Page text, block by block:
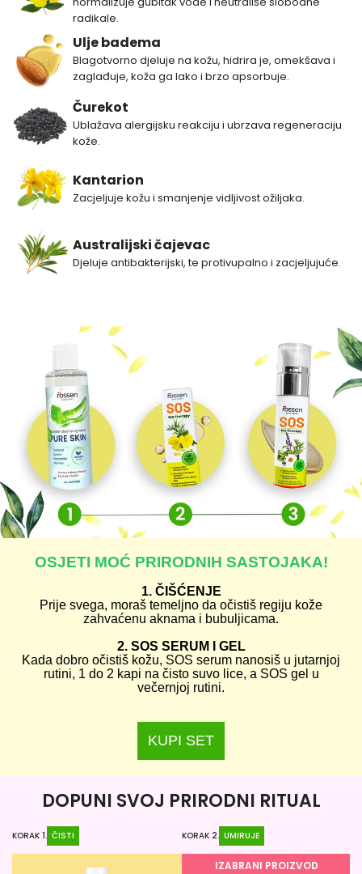
radikale.
Ulje badema
Blagotvorno djeluje na kožu, hidrira je, omekšava i
zaglađuje, koža ga lako i brzo apsorbuje.
Čurekot
Ublažava alergijsku reakciju i ubrzava regeneraciju
kože.
Kantarion
Zacjeljuje kožu i smanjenje vidljivost ožiljaka.
Australijski čajevac
Djeluje antibakterijski, te protivupalno i zacjeljujuće.
OSJETI MOĆ PRIRODNIH SASTOJAKA!
1. ČIŠĆENJE
Prije svega, moraš temeljno da očistiš regiju kože
zahvaćenu aknama i bubuljicama.
2. SOS SERUM I GEL
Kada dobro očistiš kožu, SOS serum nanosiš u jutarnjoj
rutini, 1 do 2 kapi na čisto suvo lice, a SOS gel u
večernjoj rutini.
KUPI SET
DOPUNI SVOJ PRIRODNI RITUAL
KORAK 1. ČISTI KORAK 2. UMIRUJE
IZABRANI PROIZVOD